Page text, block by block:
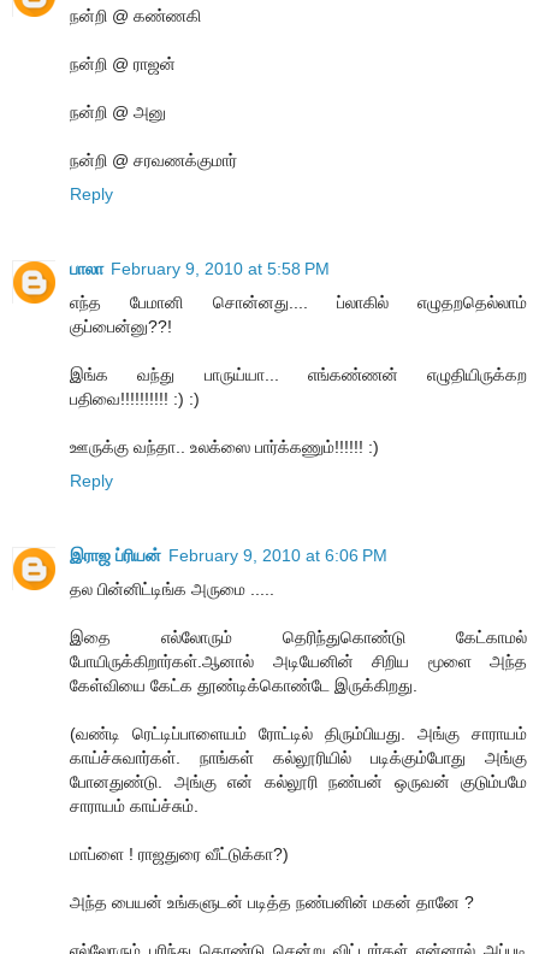
நன்றி @ கண்ணகி
நன்றி @ ராஜன்
நன்றி @ அனு
நன்றி @ சரவணக்குமார்
Reply
பாலா February 9, 2010 at 5:58 PM
எந்த பேமானி சொன்னது.... ப்லாகில் எழுதறதெல்லாம்
குப்பைன்னு??!
இங்க வந்து பாருய்யா... எங்கண்ணன் எழுதியிருக்கற
பதிவை!!!!!!!!!! :) :)
ஊருக்கு வந்தா.. உலக்ஸை பார்க்கணும்!!!!!! :)
Reply
இராஜ ப்ரியன் February 9, 2010 at 6:06 PM
தல பின்னிட்டிங்க அருமை .....
இதை எல்லோரும் தெரிந்துகொண்டு கேட்காமல்
போயிருக்கிறார்கள்.ஆனால் அடியேனின் சிறிய மூளை அந்த
கேள்வியை கேட்க தூண்டிக்கொண்டே இருக்கிறது.
(வண்டி ரெட்டிப்பாளையம் ரோட்டில் திரும்பியது. அங்கு சாராயம்
காய்ச்சுவார்கள். நாங்கள் கல்லூரியில் படிக்கும்போது அங்கு
போனதுண்டு. அங்கு என் கல்லூரி நண்பன் ஒருவன் குடும்பமே
சாராயம் காய்ச்சும்.
மாப்ளை ! ராஜதுரை வீட்டுக்கா?)
அந்த பையன் உங்களுடன் படித்த நண்பனின் மகன் தானே ?
எல்லோரும் புரிந்து கொண்டு சென்று விட்டார்கள் என்னால் அப்படி